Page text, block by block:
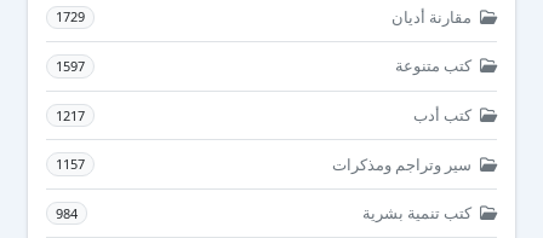
مقارنة أديان 1729
كتب متنوعة 1597
كتب أدب 1217
سير وتراجم ومذكرات 1157
كتب تنمية بشرية 984